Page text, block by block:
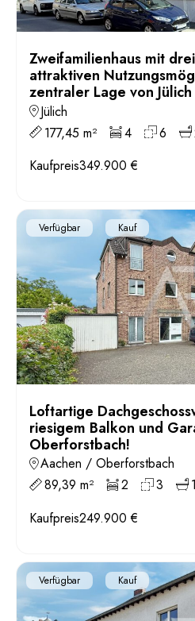
Zweifamilienhaus mit
attraktiven
zentraler Lage von Jülich
Jülich
177,45 m²
4 6
Kaufpreis349.900 €
Verfügbar Kauf
Loftartige
riesigem Balkon und
Oberforstbach!
Aachen / Oberforstbach
89,39 m²
2 3 1
Kaufpreis249.900 €
Verfügbar Kauf